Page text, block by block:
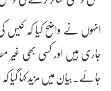
انہوں نے واضح کیا کہ
جاری ہیں اور کسی بھی غیر
جائے۔بیان میں مزید کہا گیا